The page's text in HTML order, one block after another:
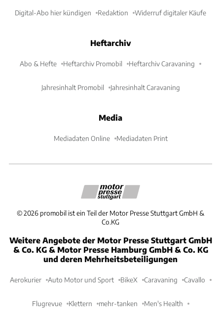
Digital-Abo hier kündigen Redaktion Widerruf digitaler Käufe
Heftarchiv
Abo & Hefte Heftarchiv Promobil Heftarchiv Caravaning
Jahresinhalt Promobil Jahresinhalt Caravaning
Media
Mediadaten Online Mediadaten Print
©2026 promobil ist ein Teil der Motor Presse Stuttgart GmbH &
Co.KG
Weitere Angebote der Motor Presse Stuttgart GmbH
& Co. KG & Motor Presse Hamburg GmbH & Co. KG
und deren Mehrheitsbeteiligungen
Aerokurier Auto Motor und Sport BikeX Caravaning Cavallo
Flugrevue Klettern mehr-tanken Men's Health